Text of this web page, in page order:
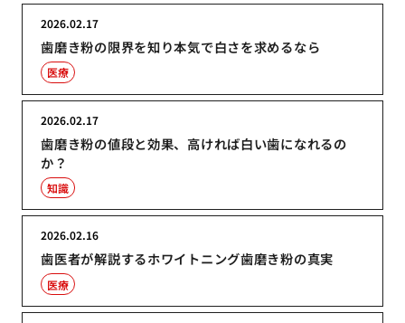
歯磨き粉の限界を知り本気で白さを求めるなら
2026.02.17
医療
歯磨き粉の値段と効果、高ければ白い歯になれるの
か？
2026.02.17
知識
歯医者が解説するホワイトニング歯磨き粉の真実
2026.02.16
医療